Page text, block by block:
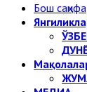
Бош саҳифа